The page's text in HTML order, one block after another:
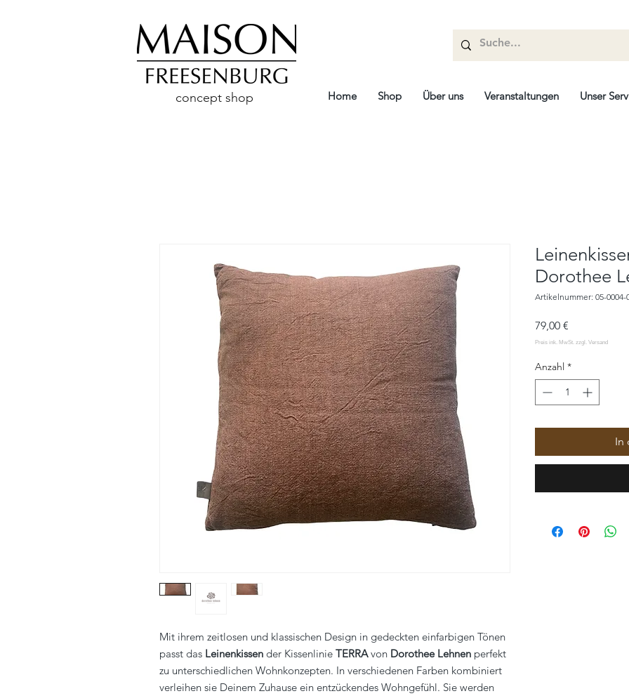
concept shop Home Shop Über uns Veranstaltungen Unser
Mit ihrem zeitlosen und klassischen Design in gedeckten einfarbigen Tönen
passt das Leinenkissen der Kissenlinie TERRAvon Dorothee Lehnen perfekt
zu unterschiedlichen Wohnkonzepten. In verschiedenen Farben kombiniert
verleihen sie Deinem Zuhause ein entzückendes Wohngefühl. Sie werden
Dorothee
Artikelnummer: 05-0004-
79,00 €
Anzahl *
In